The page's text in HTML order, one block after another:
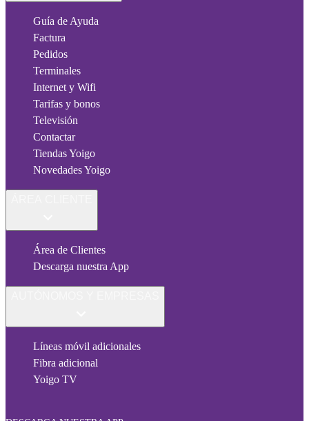
Guía de Ayuda
Factura
Pedidos
Terminales
Internet y Wifi
Tarifas y bonos
Televisión
Contactar
Tiendas Yoigo
Novedades Yoigo
Área de Clientes
Descarga nuestra App
Líneas móvil adicionales
Fibra adicional
Yoigo TV